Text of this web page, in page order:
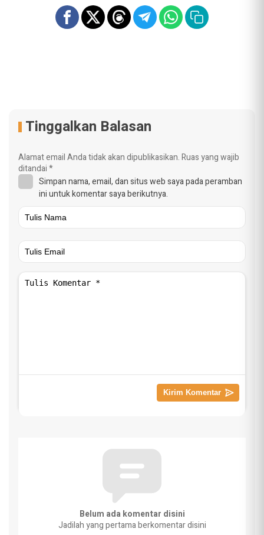
Tinggalkan Balasan
Alamat email Anda tidak akan dipublikasikan.Ruas yang wajib
ditandai*
Simpan nama, email, dan situs web saya pada peramban
ini untuk komentar saya berikutnya.
Belum ada komentar disini
Jadilah yang pertama berkomentar disini